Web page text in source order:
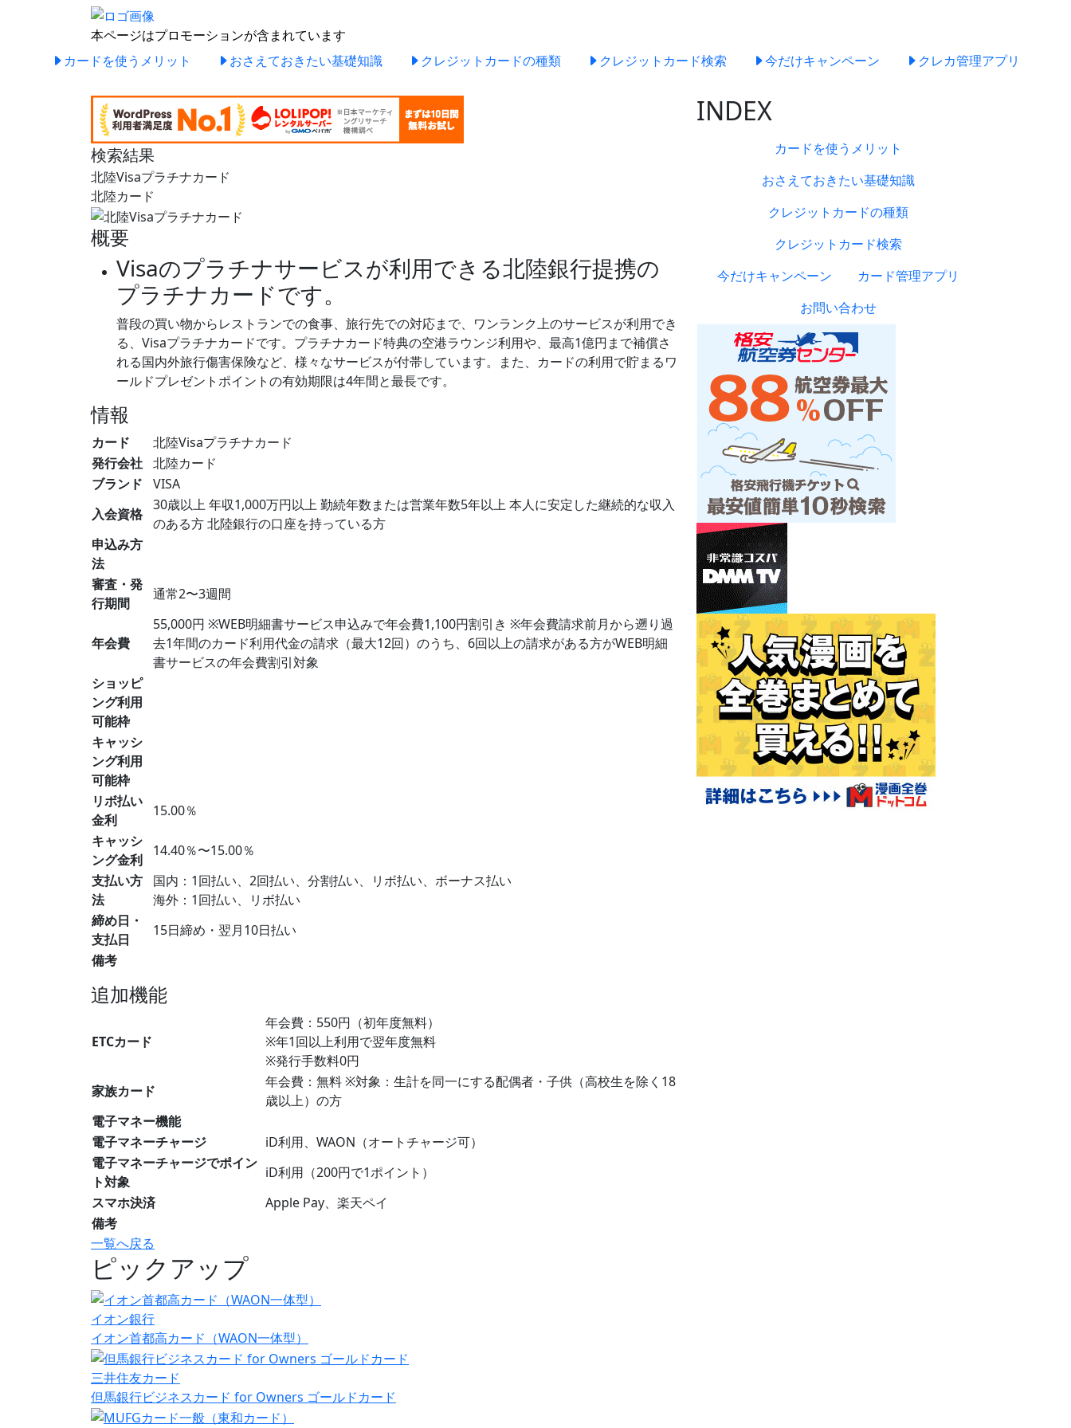
本ページはプロモーションが含まれています
カードを使うメリット
おさえておきたい基礎知識 クレジットカードの種類 クレジットカード検索 今だけキャンペーン クレカ管理アプリ
検索結果
北陸Visaプラチナカード
北陸カード
概要
Visaのプラチナサービスが利用できる北陸銀行提携の
プラチナカードです。
普段の買い物からレストランでの食事、旅行先での対応まで、ワンランク上のサービスが利用でき
る、Visaプラチナカードです。プラチナカード特典の空港ラウンジ利用や、最高1億円まで補償さ
れる国内外旅行傷害保険など、様々なサービスが付帯しています。また、カードの利用で貯まるワ
ールドプレゼントポイントの有効期限は4年間と最長です。
情報
カード
北陸Visaプラチナカード
発行会社 北陸カード
ブランド
VISA
入会資格
30歳以上 年収1,000万円以上 勤続年数または営業年数5年以上 本人に安定した継続的な収入
のある方 北陸銀行の口座を持っている方
申込み方
法
審査・発
行期間
通常2〜3週間
年会費
55,000円 ※WEB明細書サービス申込みで年会費1,100円割引き ※年会費請求前月から遡り過
去1年間のカード利用代金の請求（最大12回）のうち、6回以上の請求がある方がWEB明細
書サービスの年会費割引対象
ショッピ
ング利用
可能枠
キャッシ
ング利用
可能枠
リボ払い
金利
15.00％
キャッシ
ング金利
14.40％〜15.00％
支払い方
法
国内：1回払い、2回払い、分割払い、リボ払い、ボーナス払い
海外：1回払い、リボ払い
締め日・
支払日
15日締め・翌月10日払い
備考
追加機能
ETCカード
年会費：550円（初年度無料）
※年1回以上利用で翌年度無料
※発行手数料0円
家族カード
年会費：無料 ※対象：生計を同一にする配偶者・子供（高校生を除く18
歳以上）の方
電子マネー機能
電子マネーチャージ
iD利用、WAON（オートチャージ可）
電子マネーチャージでポイン
ト対象
iD利用（200円で1ポイント）
スマホ決済
Apple Pay、楽天ペイ
備考
一覧へ戻る
ピックアップ
イオン銀行
イオン首都高カード（WAON一体型）
三井住友カード
但馬銀行ビジネスカード for Owners ゴールドカード
INDEX
カードを使うメリット
おさえておきたい基礎知識
クレジットカードの種類
クレジットカード検索
今だけキャンペーン
カード管理アプリ
お問い合わせ